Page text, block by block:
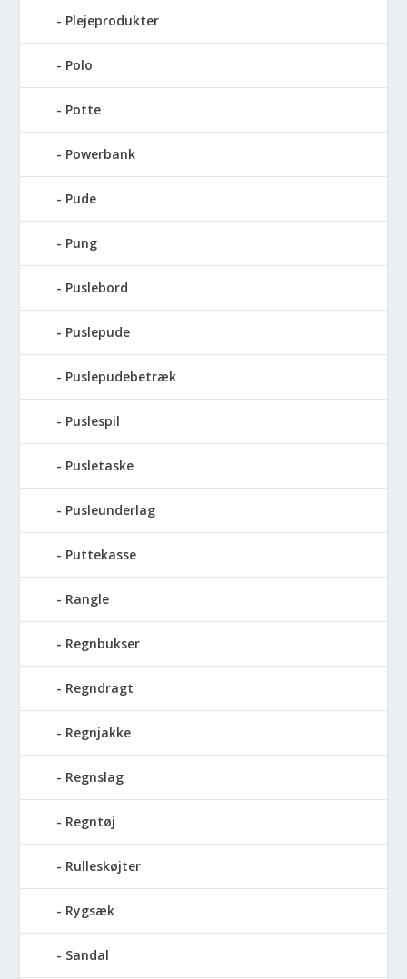
Plejeprodukter
Polo
Potte
Powerbank
Pude
Pung
Puslebord
Puslepude
Puslepudebetræk
Puslespil
Pusletaske
Pusleunderlag
Puttekasse
Rangle
Regnbukser
Regndragt
Regnjakke
Regnslag
Regntøj
Rulleskøjter
Rygsæk
Sandal